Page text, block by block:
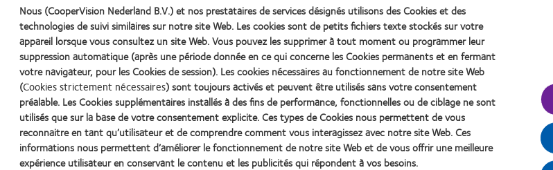
Proclear® multifocal
S'adapte à plus de presbytes, plus facilement et plus confortablement.
Nous (CooperVision Nederland B.V.) et nos prestataires de services désignés utilisons des Cookies et des
technologies de suivi similaires sur notre site Web. Les cookies sont de petits fichiers texte stockés sur votre
appareil lorsque vous consultez un site Web. Vous pouvez les supprimer à tout moment ou programmer leur
suppression automatique (après une période donnée en ce qui concerne les Cookies permanents et en fermant
votre navigateur, pour les Cookies de session). Les cookies nécessaires au fonctionnement de notre site Web
(Cookies strictement nécessaires) sont toujours activés et peuvent être utilisés sans votre consentement
préalable. Les Cookies supplémentaires installés à des fins de performance, fonctionnelles ou de ciblage ne sont
utilisés que sur la base de votre consentement explicite. Ces types de Cookies nous permettent de vous
reconnaitre en tant qu’utilisateur et de comprendre comment vous interagissez avec notre site Web. Ces
informations nous permettent d’améliorer le fonctionnement de notre site Web et de vous offrir une meilleure
expérience utilisateur en conservant le contenu et les publicités qui répondent à vos besoins.